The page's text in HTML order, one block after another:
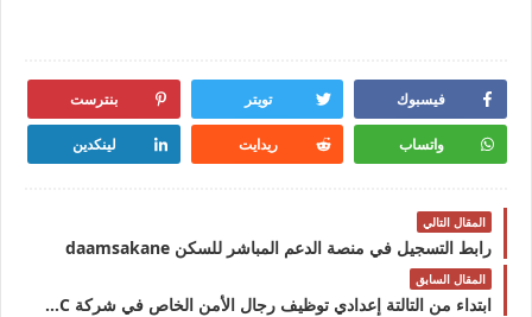
فيسبوك تويتر بنترست
واتساب ريدايت لينكدين
المقال التالي
رابط التسجيل في منصة الدعم المباشر للسكن daamsakane
المقال السابق
ابتداء من التالتة إعدادي توظيف رجال الأمن الخاص في شركة GRS MAROC في العديد من المدن 2024